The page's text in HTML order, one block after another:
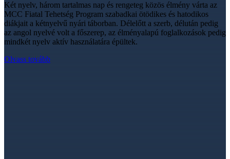
Két nyelv, három tartalmas nap és rengeteg közös élmény várta az
MCC Fiatal Tehetség Program szabadkai ötödikes és hatodikos
diákjait a kétnyelvű nyári táborban. Délelőtt a szerb, délután pedig
az angol nyelvé volt a főszerep, az élményalapú foglalkozások pedig
mindkét nyelv aktív használatára épültek.
Olvass tovább